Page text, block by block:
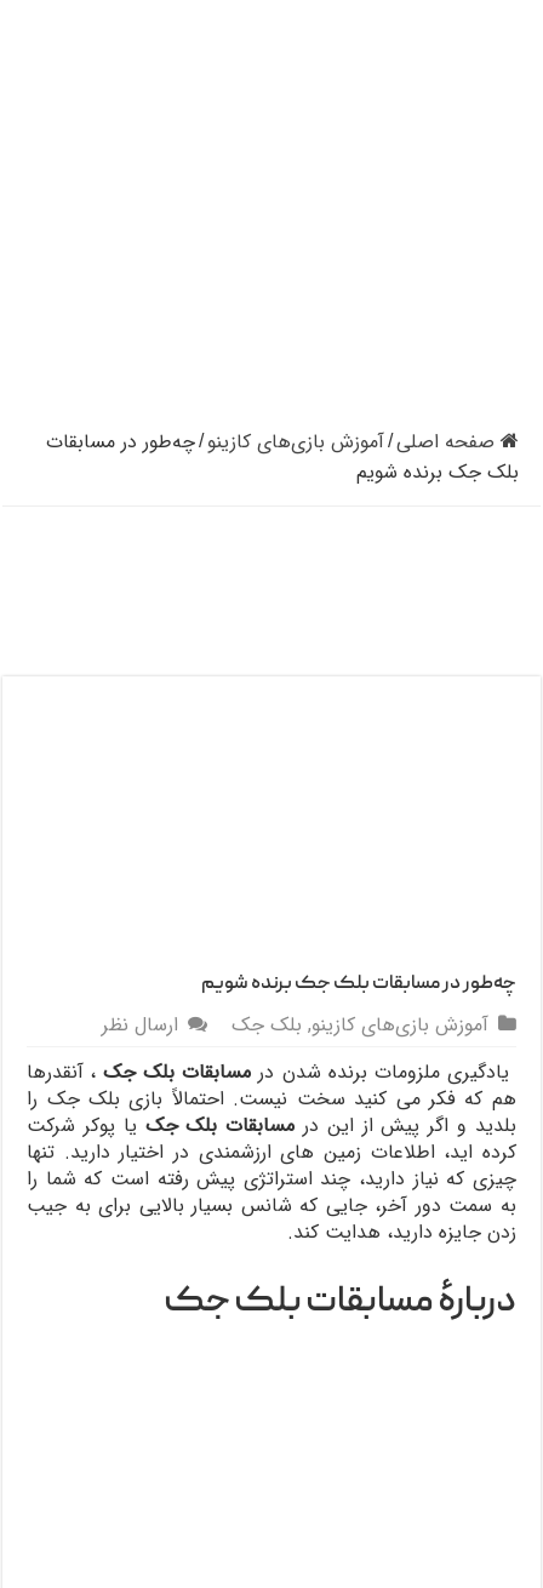
صفحه اصلی/آموزش بازی‌های کازینو /چه‌­طور در مسابقات
بلک ­جک برنده شویم
چه‌­طور در مسابقات بلک ­جک برنده شویم
آموزش بازی‌های کازینو, بلک جک
ارسال نظر
یادگیری ملزومات برنده شدن در مسابقات بلک ­جک ، آن­قدرها
هم که فکر می­ کنید سخت نیست. احتمالاً بازی بلک­ جک را
بلدید و اگر پیش از این در مسابقات بلک ­جک یا پوکر شرکت
کرده ­اید، اطلاعات زمین ه­ای ارزشمندی در اختیار دارید. تنها
چیزی که نیاز دارید، چند استراتژی پیش رفته است که شما را
به سمت دور آخر، جایی که شانس بسیار بالایی برای به جیب
زدن جایزه دارید، هدایت کند.
دربارۀ مسابقات بلک ­جک